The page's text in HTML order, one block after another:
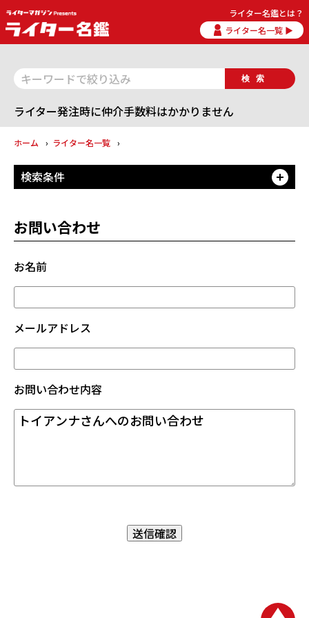
ライター名鑑とは？
ライター名一覧 ▶
検索
ライター発注時に仲介手数料はかかりません
ホーム ライター名一覧
検索条件
お問い合わせ
お名前
メールアドレス
お問い合わせ内容